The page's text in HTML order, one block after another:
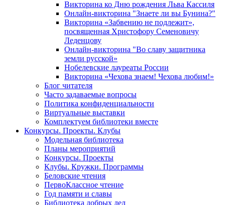
Викторина ко Дню рождения Льва Кассиля
Онлайн-викторина "Знаете ли вы Бунина?"
Викторина «Забвению не подлежит»,
посвященная Христофору Семеновичу
Леденцову
Онлайн-викторина "Во славу защитника
земли русской»
Нобелевские лауреаты России
Викторина «Чехова знаем! Чехова любим!»
Блог читателя
Часто задаваемые вопросы
Политика конфиденциальности
Виртуальные выставки
Комплектуем библиотеки вместе
Конкурсы. Проекты. Клубы
Модельная библиотека
Планы мероприятий
Конкурсы. Проекты
Клубы. Кружки. Программы
Беловские чтения
ПервоКлассное чтение
Год памяти и славы
Библиотека добрых дел